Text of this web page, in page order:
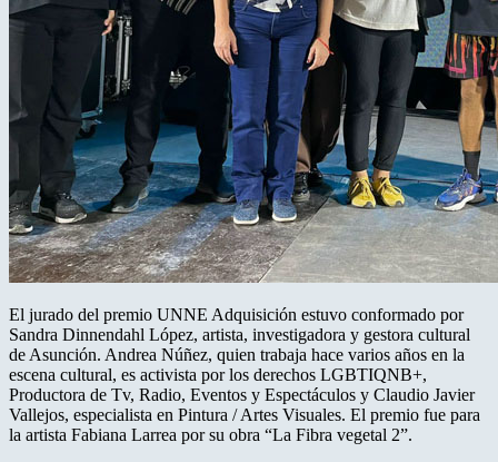
El jurado del premio UNNE Adquisición estuvo conformado por
Sandra Dinnendahl López, artista, investigadora y gestora cultural
de Asunción. Andrea Núñez, quien trabaja hace varios años en la
escena cultural, es activista por los derechos LGBTIQNB+,
Productora de Tv, Radio, Eventos y Espectáculos y Claudio Javier
Vallejos, especialista en Pintura / Artes Visuales. El premio fue para
la artista Fabiana Larrea por su obra “La Fibra vegetal 2”.